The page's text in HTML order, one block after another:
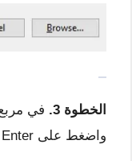
الخطوة 3.
واضغط على Enter